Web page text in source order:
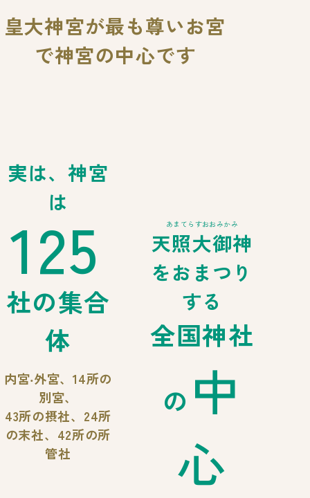
皇大神宮が最も尊いお宮
で神宮の中心です
実は、神宮
は
125
社の集合
体
内宮‧外宮、14所の
別宮、
43所の摂社、24所
の末社、42所の所
管社
天照大御神
あまてらすおおみかみ
をおまつり
する
全国神社
の 中
心